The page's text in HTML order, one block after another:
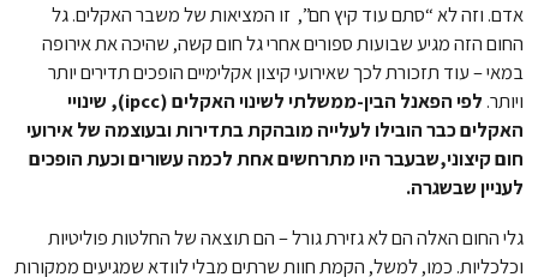
אדם. וזה לא “סתם עוד קיץ חם”, זו המציאות של משבר האקלים. גל
החום הזה מגיע שבועות ספורים אחרי גל חום קשה, שהיכה את אירופה
במאי – עוד תזכורת לכך שאירועי קיצון אקלימיים הופכים תדירים יותר
ויותר.
לפי הפאנל הבין-ממשלתי לשינוי האקלים (ipcc), שינויי
האקלים כבר הובילו לעלייה מובהקת בתדירות ובעוצמה של אירועי
חום קיצוני,שבעבר היו מתרחשים אחת לכמה עשורים וכעת הופכים
לעניין שבשגרה.
גלי החום האלה הם לא גזירת גורל – הם תוצאה של החלטות פוליטיות
וכלכליות. כמו, למשל, הקמת חוות שרתים מבלי לוודא שמגיעים ממקורות